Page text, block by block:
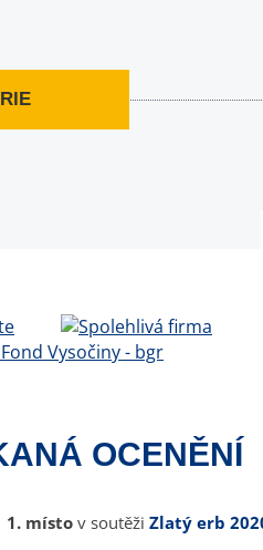
OCENĚNÍ
1. místo v soutěži Zlatý erb